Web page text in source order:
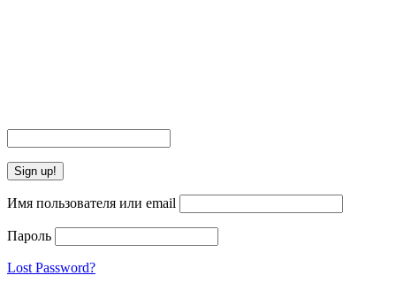
Имя пользователя или email
Пароль
Lost Password?